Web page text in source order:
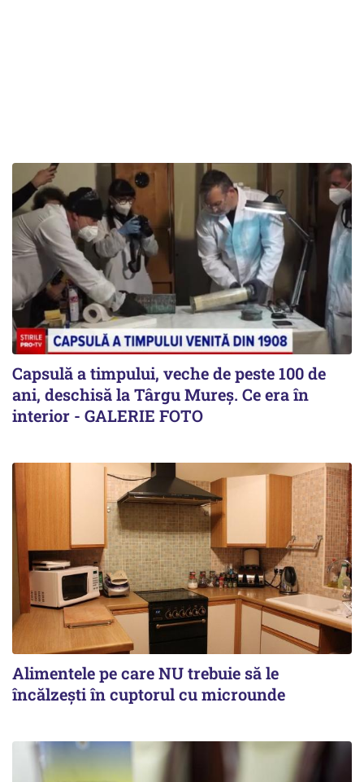
Capsulă a timpului, veche de peste 100 de
ani, deschisă la Târgu Mureș. Ce era în
interior - GALERIE FOTO
Alimentele pe care NU trebuie să le
încălzeşti în cuptorul cu microunde